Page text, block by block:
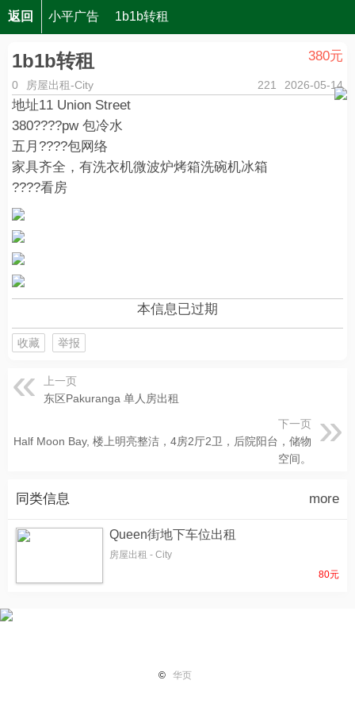
返回 小平广告 1b1b转租
1b1b转租 380元
0 房屋出租-City 221 2026-05-14
地址11 Union Street
380????pw 包冷水
五月????包网络
家具齐全，有洗衣机微波炉烤箱洗碗机冰箱
????看房
本信息已过期
收藏 举报
上一页
东区Pakuranga 单人房出租
下一页
Half Moon Bay, 楼上明亮整洁，4房2厅2卫，后院阳台，储物
空间。
同类信息 more
Queen街地下车位出租
房屋出租 - City
80元
© 华页